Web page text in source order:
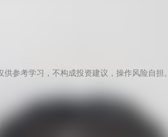
供参考学习，不构成投资建议，操作风险自担